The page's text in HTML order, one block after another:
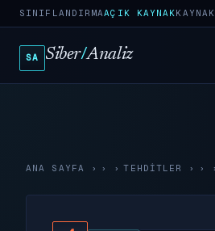
SINIFLANDIRMAAÇIK KAYNAKKAYNAK
SA Siber/Analiz
ANA SAYFA › TEHDITLER ›